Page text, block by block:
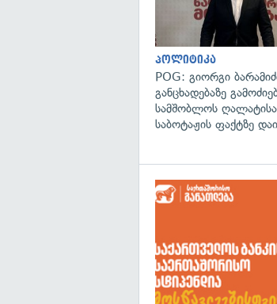
პოლიტიკა
POG: გიორგი
განცხადებაზე
სამშობლოს
საბოტაჟის ფაქტზე